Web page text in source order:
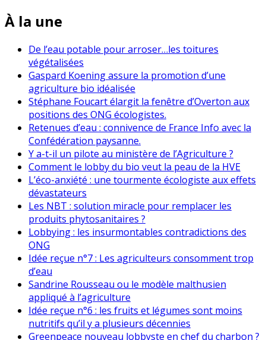
À la une
De l’eau potable pour arroser…les toitures
végétalisées
Gaspard Koening assure la promotion d’une
agriculture bio idéalisée
Stéphane Foucart élargit la fenêtre d’Overton aux
positions des ONG écologistes.
Retenues d’eau : connivence de France Info avec la
Confédération paysanne.
Y a-t-il un pilote au ministère de l’Agriculture ?
Comment le lobby du bio veut la peau de la HVE
L’éco-anxiété : une tourmente écologiste aux effets
dévastateurs
Les NBT : solution miracle pour remplacer les
produits phytosanitaires ?
Lobbying : les insurmontables contradictions des
ONG
Idée reçue n°7 : Les agriculteurs consomment trop
d’eau
Sandrine Rousseau ou le modèle malthusien
appliqué à l’agriculture
Idée reçue n°6 : les fruits et légumes sont moins
nutritifs qu’il y a plusieurs décennies
Greenpeace nouveau lobbyste en chef du charbon ?